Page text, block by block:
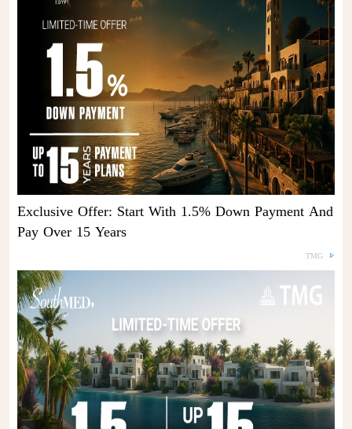
Exclusive Offer: Start With 1.5% Down Payment And
Pay Over 15 Years
TMG